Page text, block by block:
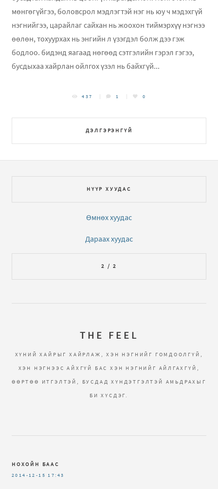
мөнгөгүйгээ, боловсрол мэдлэгтэй нэг нь юу ч мэдэхгүй
нэгнийгээ, царайлаг сайхан нь жоохон тиймэрхүү нэгнээ
өөлөн, тохуурхах нь энгийн л үзэгдэл болж дээ гэж
бодлоо. бидэнд яагаад нөгөөд сэтгэлийн гэрэл гэгээ,
бусдыхаа хайрлан ойлгох үзэл нь байхгүй...
ДЭЛГЭРЭНГҮЙ
437 1 0
НҮҮР ХУУДАС
Өмнөх хуудас
Дараах хуудас
2 / 2
THE FEEL
ХҮНИЙ ХАЙРЫГ ХАЙРЛАЖ, ХЭН НЭГНИЙГ ГОМДООЛГҮЙ,
ХЭН НЭГНЭЭС АЙХГҮЙ БАС ХЭН НЭГНИЙГ АЙЛГАХГҮЙ,
ӨӨРТӨӨ ИТГЭЛТЭЙ, БУСДАД ХҮНДЭТГЭЛТЭЙ АМЬДРАХЫГ
БИ ХҮСДЭГ.
НОХОЙН БААС
2014-12-15 17:43